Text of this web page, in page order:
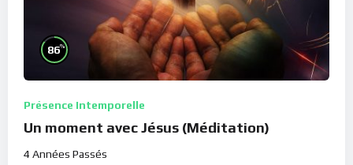
86%
Présence Intemporelle
Un moment avec Jésus (Méditation)
4 Années Passés